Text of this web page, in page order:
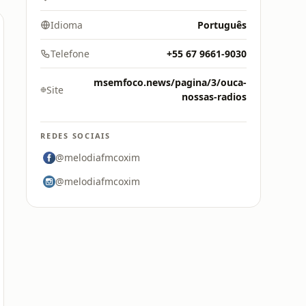
Idioma Português
Telefone +55 67 9661-9030
Site
msemfoco.news/pagina/3/ouca-
nossas-radios
REDES SOCIAIS
@melodiafmcoxim
@melodiafmcoxim